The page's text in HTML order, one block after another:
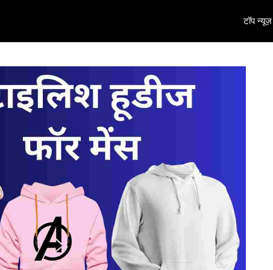
टॉप न्यूज़